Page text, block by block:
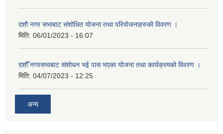
दशौ नगर सभाबाट संशोधित योजना तथा परियोजनाहरुको विवरण ।
मिति: 06/01/2023 - 16:07
दशौँ नगरसभाबाट संशोधन भई पास भएका योजना तथा कार्यक्रमको विवरण ।
मिति: 04/07/2023 - 12:25
अन्य